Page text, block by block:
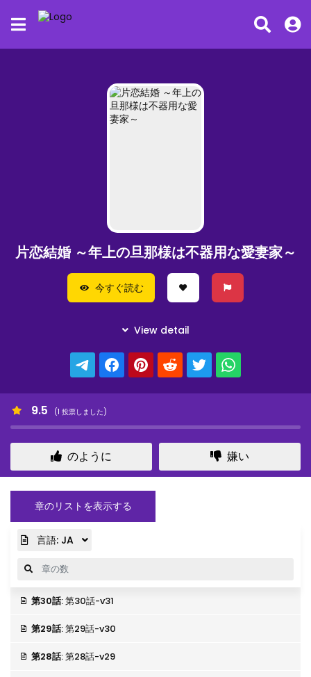
片恋結婚 ～年上の旦那様は不器用な愛妻家～
今すぐ読む
9.5 (1 投票しました)
のように 嫌い
章のリストを表示する
言語: JA
第30話: 第30話-v31
第29話: 第29話-v30
第28話: 第28話-v29